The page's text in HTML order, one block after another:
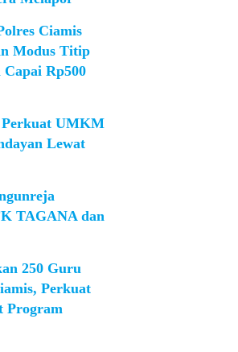
Ciamis
Modus Titip
Rp500
UMKM
Lewat
TAGANA dan
250 Guru
Perkuat
Program